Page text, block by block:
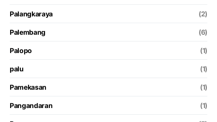
Palangkaraya (2)
Palembang (6)
Palopo (1)
palu (1)
Pamekasan (1)
Pangandaran (1)